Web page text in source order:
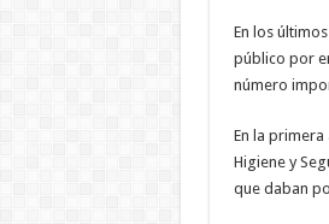
En los
público por
número
En la
Higiene y
que daban